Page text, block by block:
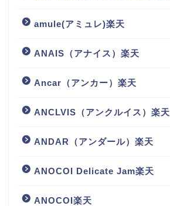
amule(アミュレ)楽天
ANAIS（アナイス）楽天
Ancar（アンカー）楽天
ANCLVIS（アンクルイス）楽天
ANDAR（アンダール）楽天
ANOCOI Delicate Jam楽天
ANOCOI楽天